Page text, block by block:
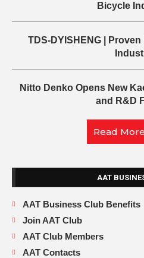
Bicycle
TDS-DYISHENG |
Nitto Denko Opens New
and R&D
Read
AAT
AAT Business Club Benefits
Join AAT Club
AAT Club Members
AAT Contacts